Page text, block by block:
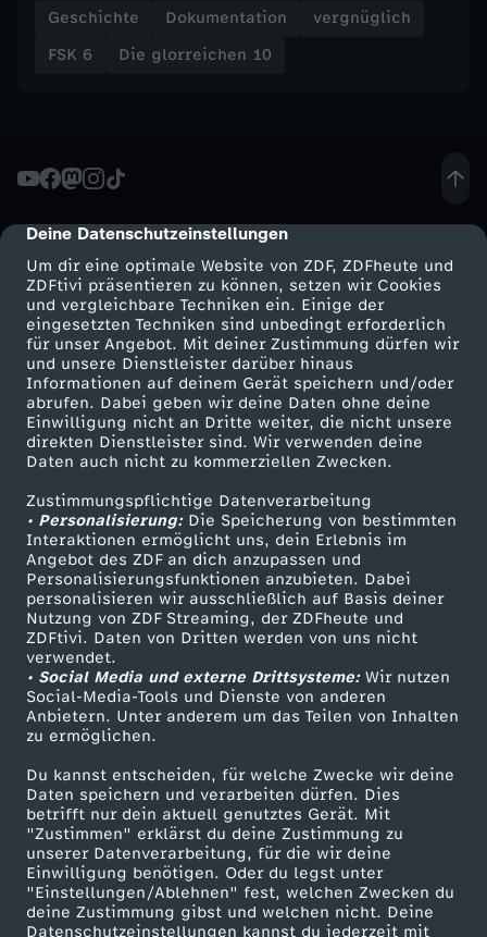
cmp-dialog-description
Deine Datenschutzeinstellungen
Um dir eine optimale Website von ZDF, ZDFheute und
ZDFtivi präsentieren zu können, setzen wir Cookies
und vergleichbare Techniken ein. Einige der
eingesetzten Techniken sind unbedingt erforderlich
für unser Angebot. Mit deiner Zustimmung dürfen wir
und unsere Dienstleister darüber hinaus
Informationen auf deinem Gerät speichern und/oder
abrufen. Dabei geben wir deine Daten ohne deine
Einwilligung nicht an Dritte weiter, die nicht unsere
direkten Dienstleister sind. Wir verwenden deine
Daten auch nicht zu kommerziellen Zwecken.
Zustimmungspflichtige Datenverarbeitung
• Personalisierung:Die Speicherung von bestimmten
Interaktionen ermöglicht uns, dein Erlebnis im
Angebot des ZDF an dich anzupassen und
Personalisierungsfunktionen anzubieten. Dabei
personalisieren wir ausschließlich auf Basis deiner
Nutzung von ZDF Streaming, der ZDFheute und
ZDFtivi. Daten von Dritten werden von uns nicht
verwendet.
• Social Media und externe Drittsysteme:Wir nutzen
Social-Media-Tools und Dienste von anderen
Anbietern. Unter anderem um das Teilen von Inhalten
zu ermöglichen.
Du kannst entscheiden, für welche Zwecke wir deine
Daten speichern und verarbeiten dürfen. Dies
betrifft nur dein aktuell genutztes Gerät. Mit
"Zustimmen" erklärst du deine Zustimmung zu
unserer Datenverarbeitung, für die wir deine
Einwilligung benötigen. Oder du legst unter
"Einstellungen/Ablehnen" fest, welchen Zwecken du
deine Zustimmung gibst und welchen nicht. Deine
Datenschutzeinstellungen kannst du jederzeit mit
f
d
e
r
G
e
s
c
h
i
c
h
t
e
Geschichte Dokumentation
vergnüglich
FSK 6
Die glorreichen 10
Mehr ZDF
ZDF-Apps
Smart TV
ZDFtext
Livestreams
Sendungen A-Z
TV-Programm
Service
ZDFmitreden
Kontakt zum ZDF
Tickets
Zuschauerservice
Hilfe
ZDF Unternehmen
Karriere
ZDF goes Schule
Werbefernsehen
Mainzelmännchen